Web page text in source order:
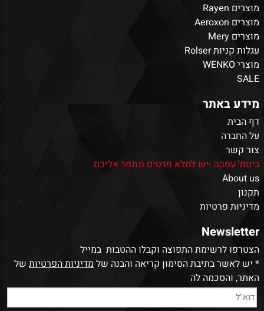
מוצרים Rayen
מוצרים Aeroxon
מוצרים Mery
עגלות קניות Rolser
מוצרי WENKO
SALE
מידע באתר
דף הבית
על החברה
צור קשר
ביטול עסקה -יש למלא פרטים ונחזור אליכם.
About us
תקנון
מדיניות פרטיות
Newsletter
הצטרפו לרשימת התפוצה וקבלו ההטבות במייל
* יש לאשר בתיבת הסימון קריאה והבנה של מדיניות הפרטיות של
האתר, והסכמה לה